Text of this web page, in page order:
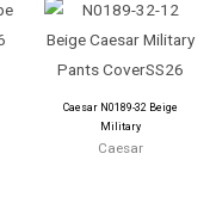
Caesar N0189-32 Beige
Military
Caesar